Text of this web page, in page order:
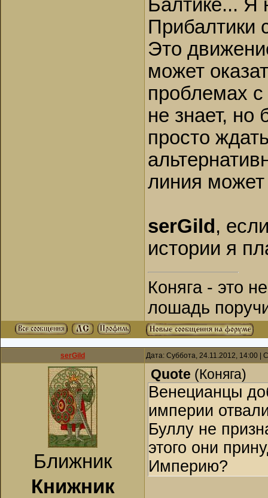
Балтике... Я
Прибалтики
Это
может
проблемах
не знает, но
просто
линия может
serGild ,
истории я
Коняга - это
лошадь
serGild Дата: Суббота, 24.11.2012, 14:00 |
Ближник
Книжник
Quote (Коняга)
Венецианцы
империи
Буллу не
этого они
Империю?